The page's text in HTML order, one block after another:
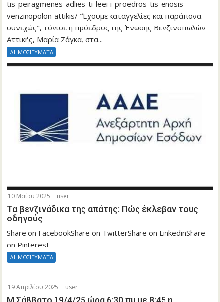
tis-peiragmenes-adlies-ti-leei-i-proedros-tis-enosis-
venzinopolon-attikis/ "Έχουμε καταγγελίες και παράπονα
συνεχώς", τόνισε η πρόεδρος της Ένωσης Βενζινοπωλών
Αττικής, Μαρία Ζάγκα, στα...
ΔΗΜΟΣΙΕΥΜΑΤΑ
10 Μαΐου 2025 user
Τα βενζινάδικα της απάτης: Πώς έκλεβαν τους
οδηγούς
Share on FacebookShare on TwitterShare on LinkedinShare
on Pinterest
ΔΗΜΟΣΙΕΥΜΑΤΑ
19 Απριλίου 2025 user
Μ.Σάββατο 19/4/25 ώρα 6:30 πμ με 8:45 η